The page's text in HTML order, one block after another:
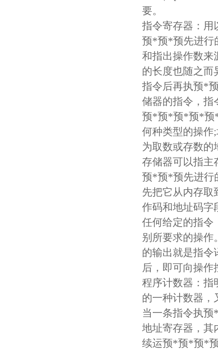
要。
指令寄存器：
预*预*预先进行
和指出操作数来
的长度也随之而
指令后再执预*
储器的指令，指
预*预*预*预*预
何种类型的操作
为取数或存数的
存储器可以指
预*预*预先进行
先把它从内存取
作码和地址码
任何给定的指
别所要求的操作
的输出就是指
后，即可向操作
程序计数器：
的一种计数器，
当一条指令执
地址寄存器，其
续运预*预*预*